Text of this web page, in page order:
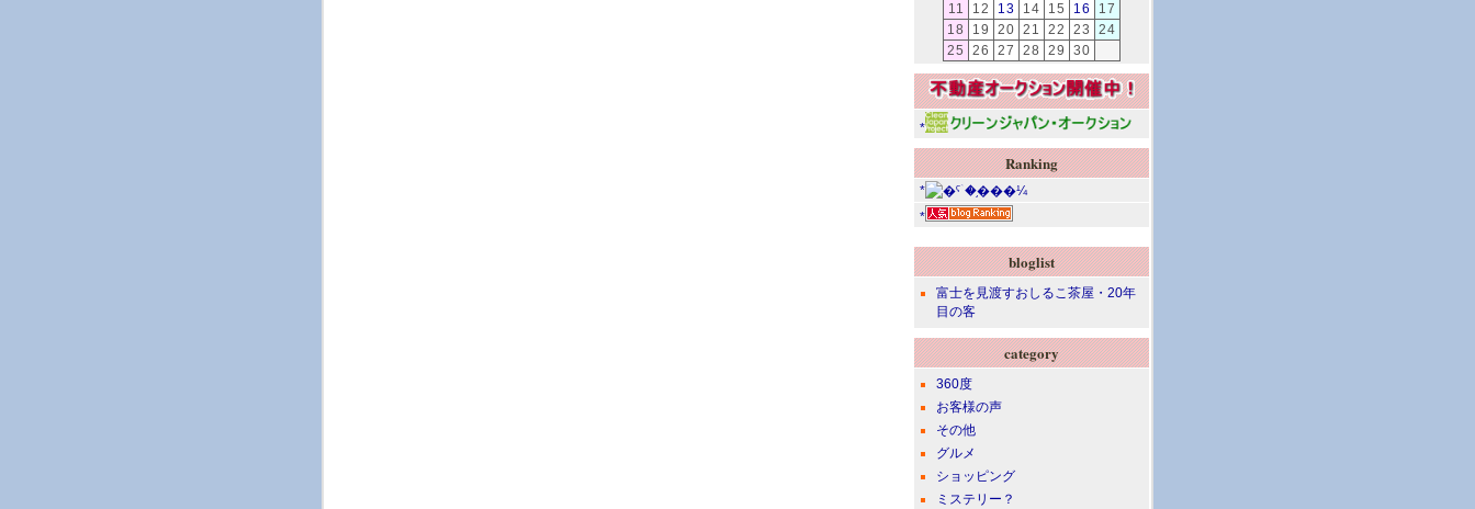
11
12 13 14 15 16
17
18
19 20 21 22 23
24
25
26 27 28 29 30
*
Ranking
*
*
bloglist
富士を見渡すおしるこ茶屋・20年
目の客
category
360度
お客様の声
その他
グルメ
ショッピング
ミステリー？